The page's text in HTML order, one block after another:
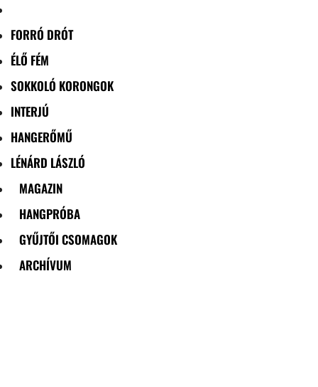
FORRÓ DRÓT
ÉLŐ FÉM
SOKKOLÓ KORONGOK
INTERJÚ
HANGERŐMŰ
LÉNÁRD LÁSZLÓ
MAGAZIN
HANGPRÓBA
GYŰJTŐI CSOMAGOK
ARCHÍVUM